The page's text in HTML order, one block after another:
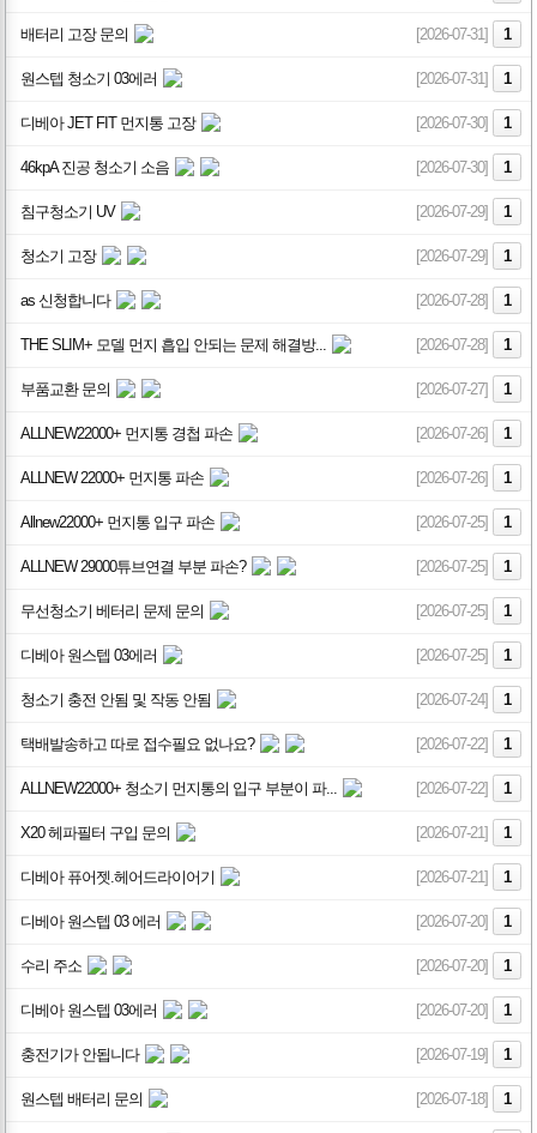
배터리 고장 문의 [2026-07-31] 1
원스텝 청소기 03에러 [2026-07-31] 1
디베아 JET FIT 먼지통 고장 [2026-07-30] 1
46kpA 진공 청소기 소음 [2026-07-30] 1
침구청소기 UV [2026-07-29] 1
청소기 고장 [2026-07-29] 1
as 신청합니다 [2026-07-28] 1
THE SLIM+ 모델 먼지 흡입 안되는 문제 해결방... [2026-07-28] 1
부품교환 문의 [2026-07-27] 1
ALLNEW22000+ 먼지통 경첩 파손 [2026-07-26] 1
ALLNEW 22000+ 먼지통 파손 [2026-07-26] 1
Allnew22000+ 먼지통 입구 파손 [2026-07-25] 1
ALLNEW 29000튜브연결 부분 파손? [2026-07-25] 1
무선청소기 베터리 문제 문의 [2026-07-25] 1
디베아 원스텝 03에러 [2026-07-25] 1
청소기 충전 안됨 및 작동 안됨 [2026-07-24] 1
택배발송하고 따로 접수필요 없나요? [2026-07-22] 1
ALLNEW22000+ 청소기 먼지통의 입구 부분이 파... [2026-07-22] 1
X20 헤파필터 구입 문의 [2026-07-21] 1
디베아 퓨어젯.헤어드라이어기 [2026-07-21] 1
디베아 원스텝 03 에러 [2026-07-20] 1
수리 주소 [2026-07-20] 1
디베아 원스텝 03에러 [2026-07-20] 1
충전기가 안됩니다 [2026-07-19] 1
원스텝 배터리 문의 [2026-07-18] 1